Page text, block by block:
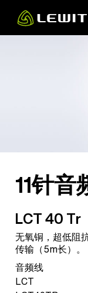
main
11针音
LCT 40 Tr
无氧铜，超低阻
传输（5m长）。
音频线
LCT